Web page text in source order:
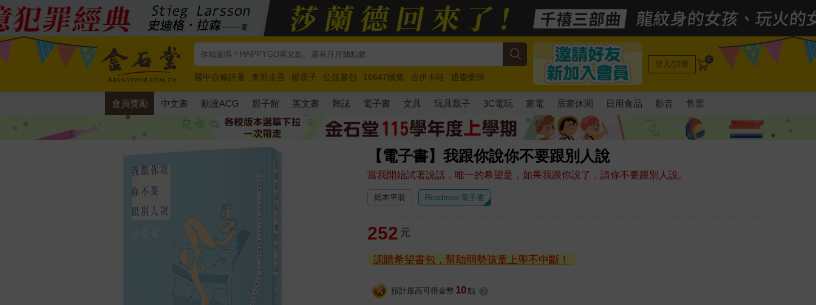
國中自修評量 東野圭吾 楊双子 公益書包 16647續集 吉伊卡哇
通靈藥師
唯紅花綻放
奧德賽 路邊攤新作 馬斯克 玩具總動員5 超慢跑
登入/註冊 0
會員獎勵 中文書 動漫ACG 親子館 英文書 雜誌 電子書 文具 玩具親子 3C電玩 家電 居家休閒 日用食品 影音 售票
【電子書】我跟你說你不要跟別人說
當我開始試著說話，唯一的希望是，如果我跟你說了，請你不要跟別人說。
紙本平裝 Readmoo 電子書
252 元
認購希望書包，幫助弱勢孩童上學不中斷！
預計最高可得金幣 10 點